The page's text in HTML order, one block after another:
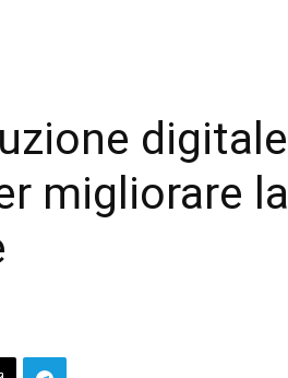
digitale
migliorare la